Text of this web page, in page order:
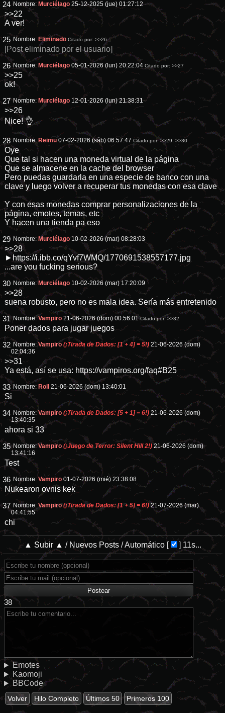
24 Nombre: Murciélago 25-12-2025 (jue) 01:27:12
>>22
A ver!
25 Nombre: Eliminado Citado por:>>26
[Post eliminado por el usuario]
26 Nombre: Murciélago 05-01-2026 (lun) 20:22:04 Citado por:>>27
>>25
ok!
27 Nombre: Murciélago 12-01-2026 (lun) 21:38:31
>>26
Nice! 👌
28 Nombre: Reimu 07-02-2026 (sáb) 06:57:47 Citado por:>>29,>>30
Oye
Que tal si hacen una moneda virtual de la página
Que se almacene en la cache del browser
Pero puedas guardarla en una especie de banco con una
clave y luego volver a recuperar tus monedas con esa clave
Y con esas monedas comprar personalizaciones de la
página, emotes, temas, etc
Y hacen una tienda pa eso
29 Nombre: Murciélago 10-02-2026 (mar) 08:28:03
>>28
►https://i.ibb.co/qYvf7WMQ/1770691538557177.jpg
...are you fucking serious?
30 Nombre: Murciélago 10-02-2026 (mar) 17:20:09
>>28
suena robusto, pero no es mala idea. Sería más entretenido
31 Nombre:Vampiro 21-06-2026 (dom) 00:56:01 Citado por:>>32
Poner dados para jugar juegos
32 Nombre:Vampiro(¡Tirada de Dados: [1 + 4] = 5!) 21-06-2026 (dom)
02:04:36
>>31
Ya está, así se usa: https://vampiros.org/faq#B25
33 Nombre: Roll 21-06-2026 (dom) 13:40:01
Si
34 Nombre:Vampiro(¡Tirada de Dados: [5 + 1] = 6!) 21-06-2026 (dom)
13:40:35
ahora si 33
35 Nombre:Vampiro(¡Juego de Terror: Silent Hill 2!) 21-06-2026 (dom)
13:41:16
Test
36 Nombre:Vampiro 01-07-2026 (mié) 23:38:08
Nukearon ovnis kek
37 Nombre:Vampiro(¡Tirada de Dados: [1 + 5] = 6!) 21-07-2026 (mar)
04:41:55
chi
▲ Subir ▲ / Nuevos Posts/Automático[ ] 10s...
38
Emotes
Kaomoji
BBCode
Volver Hilo Completo Últimos 50 Primeros 100